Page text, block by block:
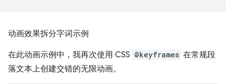
动画效果拆分字词示例
在此动画示例中，我再次使用 CSS @keyframes 在常规段
落文本上创建交错的无限动画。